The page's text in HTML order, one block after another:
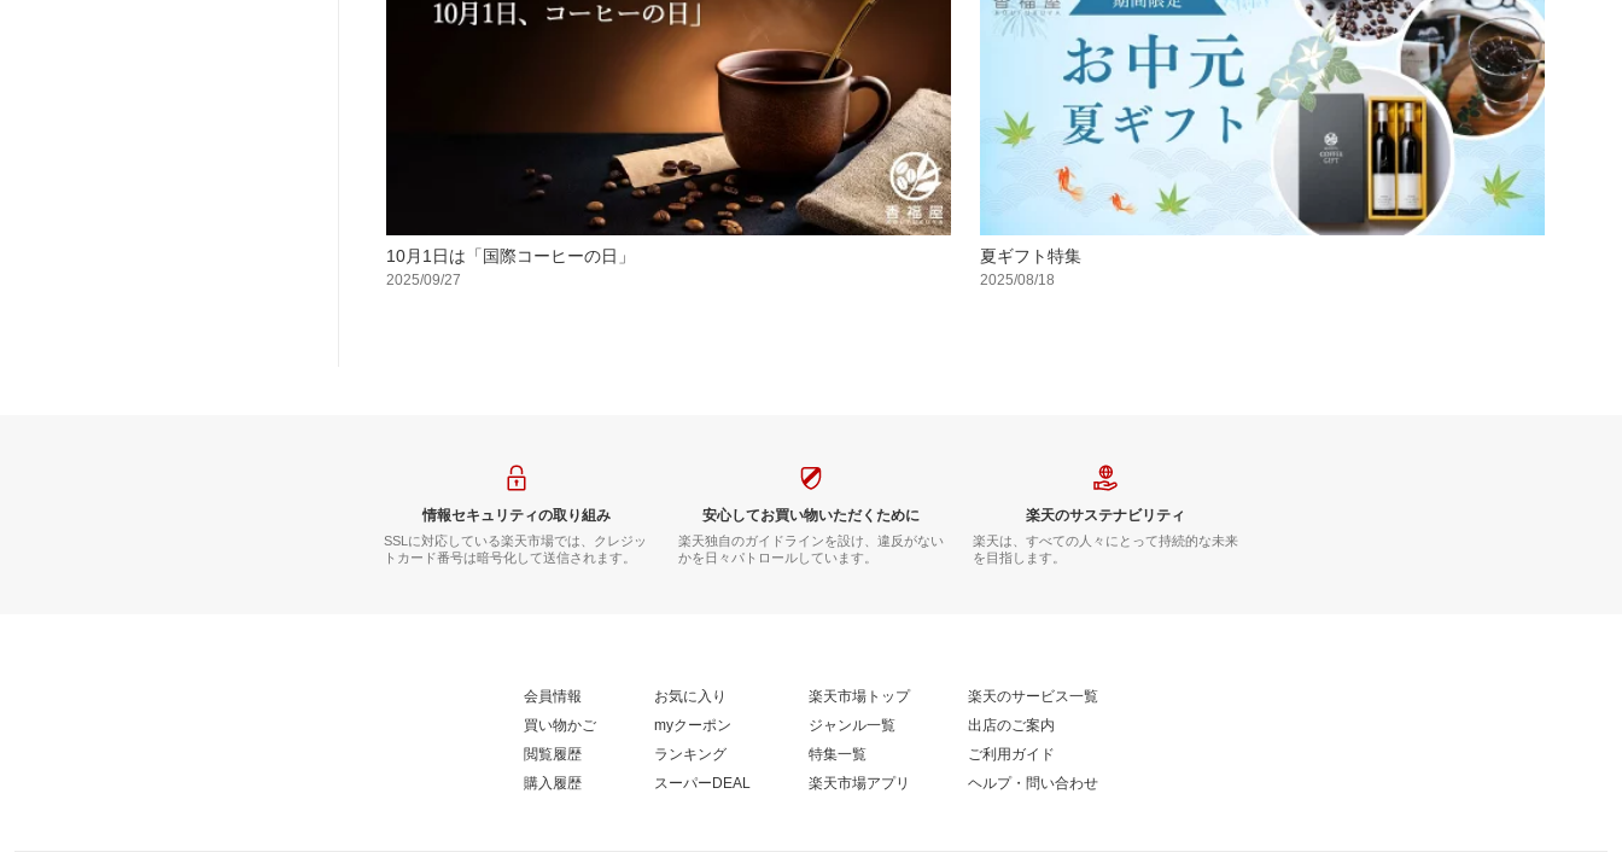
10月1日は「国際コーヒーの日」
2025/09/27
夏ギフト特集
2025/08/18
情報セキュリティの取り組み
SSLに対応している楽天市場では、クレジッ
トカード番号は暗号化して送信されます。
安心してお買い物いただくために
楽天独自のガイドラインを設け、違反がない
かを日々パトロールしています。
楽天のサステナビリティ
楽天は、すべての人々にとって持続的な未来
を目指します。
会員情報
買い物かご
閲覧履歴
購入履歴
お気に入り
myクーポン
ランキング
スーパーDEAL
楽天市場トップ
ジャンル一覧
特集一覧
楽天市場アプリ
楽天のサービス一覧
出店のご案内
ご利用ガイド
ヘルプ・問い合わせ